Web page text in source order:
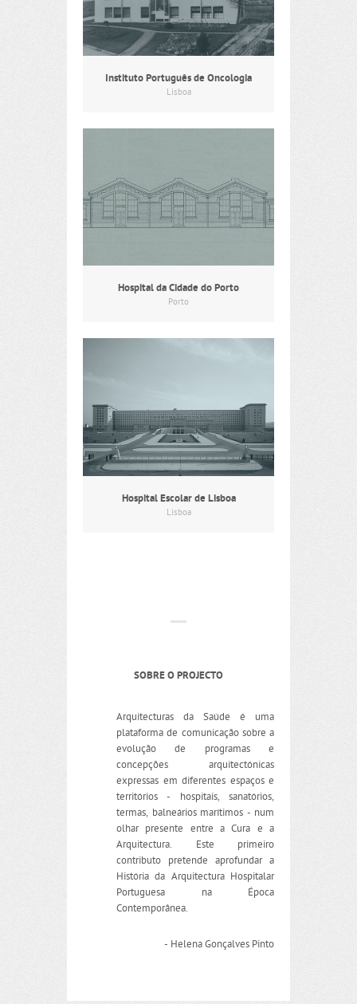
Instituto Português de Oncologia
Lisboa
Hospital da Cidade do Porto
Porto
Hospital Escolar de Lisboa
Lisboa
SOBRE O PROJECTO
Arquitecturas da Saúde é uma
plataforma de comunicação sobre a
evolução de programas e
concepções arquitectónicas
expressas em diferentes espaços e
territórios - hospitais, sanatórios,
termas, balneários marítimos - num
olhar presente entre a Cura e a
Arquitectura. Este primeiro
contributo pretende aprofundar a
História da Arquitectura Hospitalar
Portuguesa na Época
Contemporânea.
- Helena Gonçalves Pinto